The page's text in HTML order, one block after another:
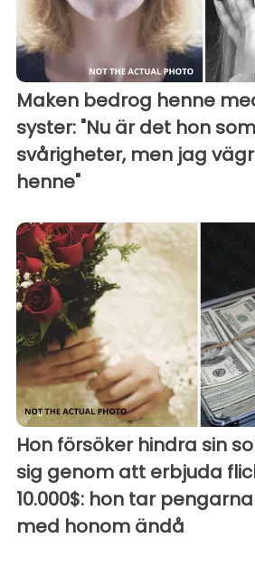
Maken bedrog henne
syster: "Nu är det hon
svårigheter, men jag
henne"
Hon försöker hindra sin
sig genom att erbjuda
10.000$: hon tar
med honom ändå